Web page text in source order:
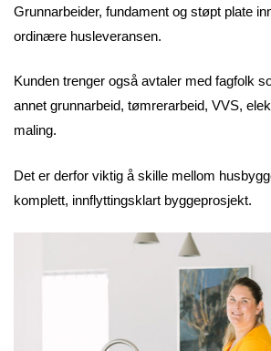
Grunnarbeider, fundament og støpt plate
ordinære husleveransen.
Kunden trenger også avtaler med fagfolk
annet grunnarbeid, tømrerarbeid, VVS,
maling.
Det er derfor viktig å skille mellom
komplett, innflyttingsklart byggeprosjekt.